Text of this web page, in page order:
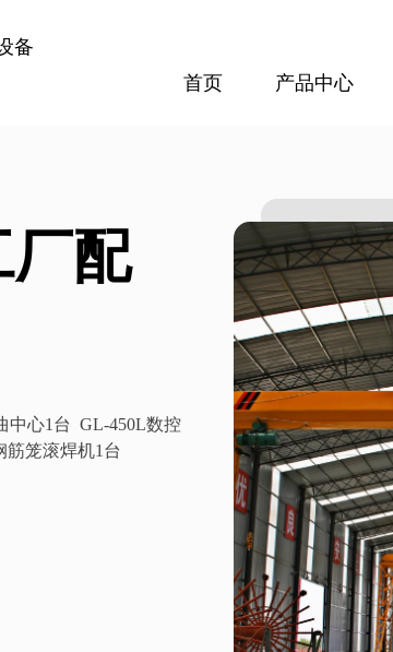
备
首页 产品中心
GL120KN数控钢筋
查看更
厂配
中心1台 GL-450L数控
筋笼滚焊机1台